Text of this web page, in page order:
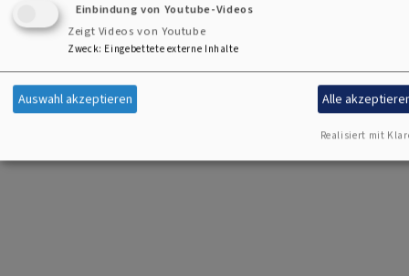
Bildrechte Stefan Gruber
Einbindung von Youtube-Videos
Zeigt Videos von Youtube
Zweck: Eingebettete externe Inhalte
Auswahl akzeptieren Alle
Realisiert mit